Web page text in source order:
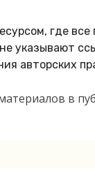
где
указывают
авторских
в